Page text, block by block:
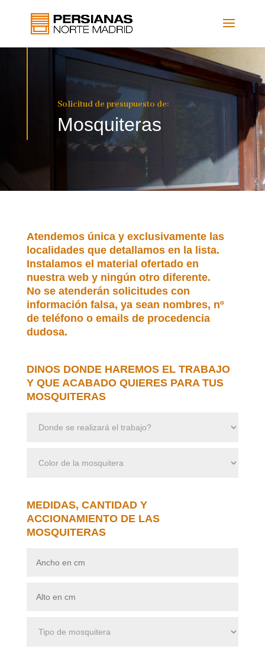
Solicitud de presupuesto de:
Mosquiteras
Atendemos única y exclusivamente las
localidades que detallamos en la lista.
Instalamos el material ofertado en
nuestra web y ningún otro diferente.
No se atenderán solicitudes con
información falsa, ya sean nombres, nº
de teléfono o emails de procedencia
dudosa.
DINOS DONDE HAREMOS EL TRABAJO
Y QUE ACABADO QUIERES PARA TUS
MOSQUITERAS
MEDIDAS, CANTIDAD Y
ACCIONAMIENTO DE LAS
MOSQUITERAS